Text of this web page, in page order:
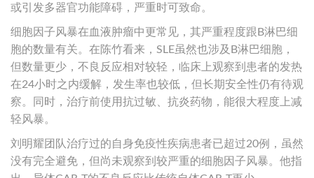
或引发多器官功能障碍，严重时可致命。
细胞因子风暴在血液肿瘤中更常见，其严重程度跟B淋巴细
胞的数量有关。在陈竹看来，SLE虽然也涉及B淋巴细胞，
但数量更少，不良反应相对较轻，临床上观察到患者的发热
在24小时之内缓解，发生率也较低，但长期安全性仍有待观
察。同时，治疗前使用抗过敏、抗炎药物，能很大程度上减
轻风暴。
刘明耀团队治疗过的自身免疫性疾病患者已超过20例，虽然
没有完全避免，但尚未观察到较严重的细胞因子风暴。他指